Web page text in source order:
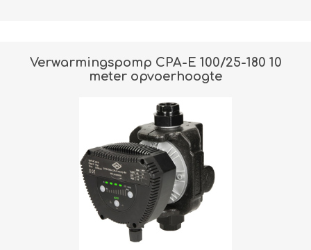
Verwarmingspomp CPA-E 100/25-180 10
meter opvoerhoogte